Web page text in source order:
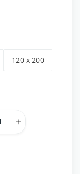
120 x 200
+